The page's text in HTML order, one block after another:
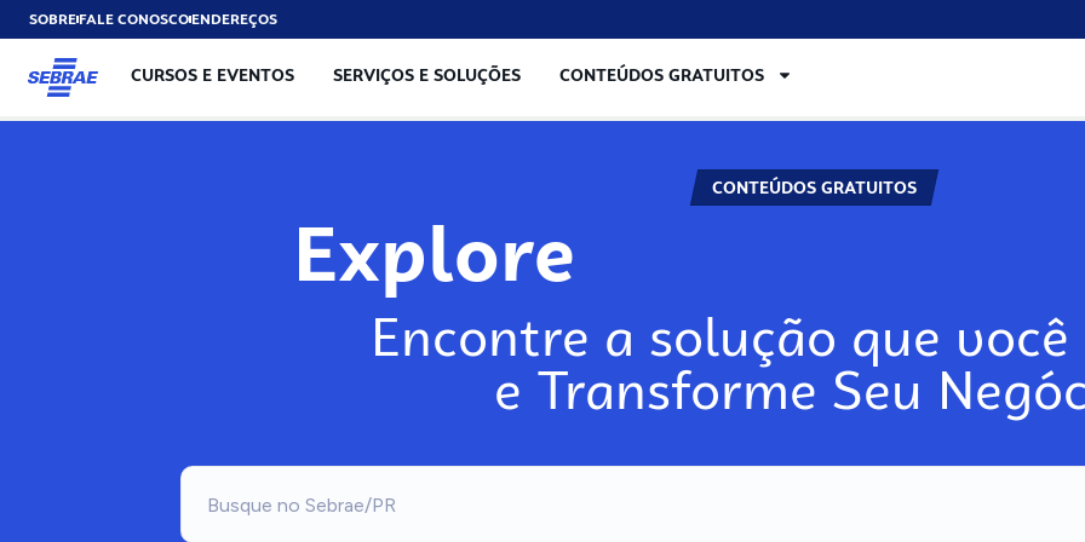
SOBREFALE CONOSCOENDEREÇOS
CURSOS E EVENTOS SERVIÇOS E SOLUÇÕES CONTEÚDOS GRATUITOS
CONTEÚDOS GRATUITOS
Explore
Encontre a solução que você
e Transforme Seu